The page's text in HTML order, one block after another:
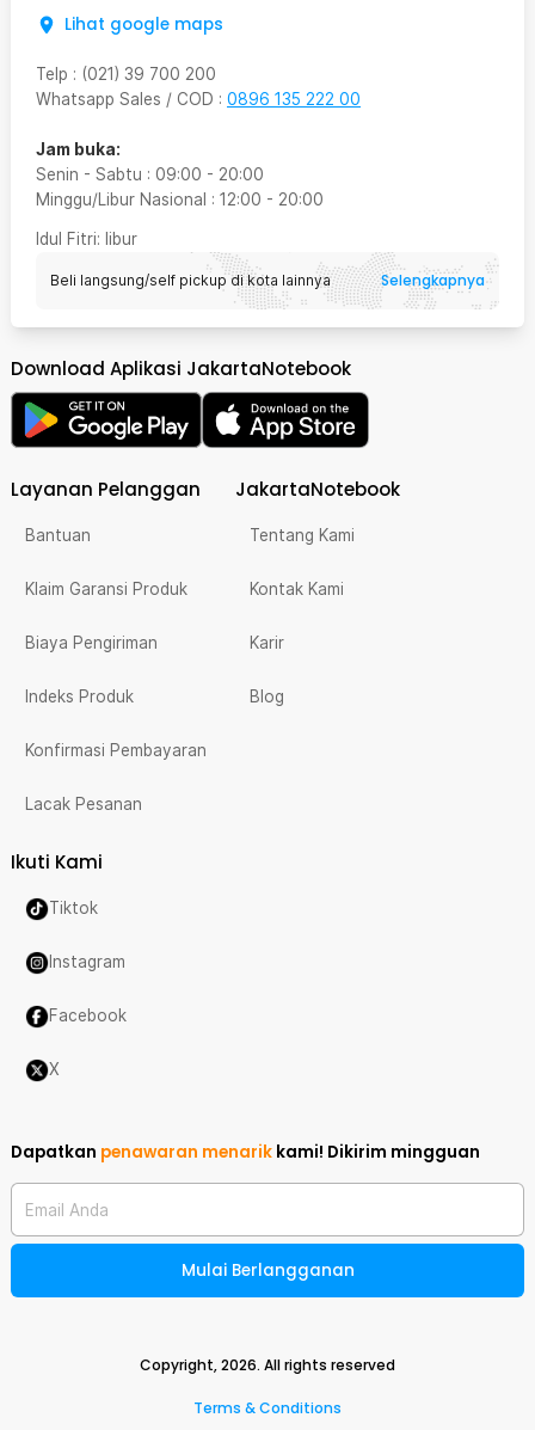
Lihat google maps
Telp : (021) 39 700 200
Whatsapp Sales / COD : 0896 135 222 00
Jam buka:
Senin - Sabtu : 09:00 - 20:00
Minggu/Libur Nasional : 12:00 - 20:00
Idul Fitri: libur
Beli langsung/self pickup di kota lainnya Selengkapnya
Download Aplikasi JakartaNotebook
Layanan Pelanggan
Bantuan
Klaim Garansi Produk
Biaya Pengiriman
Indeks Produk
Konfirmasi Pembayaran
Lacak Pesanan
JakartaNotebook
Tentang Kami
Kontak Kami
Karir
Blog
Ikuti Kami
Tiktok
Instagram
Facebook
X
Dapatkan penawaran menarik kami! Dikirim mingguan
Email Anda
Mulai Berlangganan
Copyright,2026. All rights reserved
Terms & Conditions